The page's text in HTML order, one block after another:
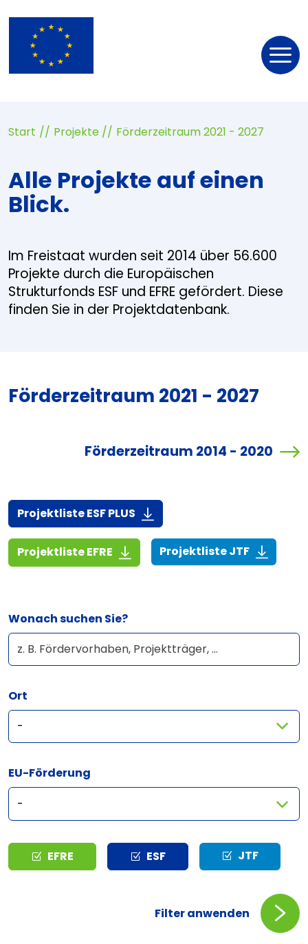
Start Projekte Förderzeitraum 2021 - 2027
Alle Projekte auf einen
Blick.
Im Freistaat wurden seit 2014 über 56.600
Projekte durch die Europäischen
Strukturfonds ESF und EFRE gefördert. Diese
finden Sie in der Projektdatenbank.
Förderzeitraum 2021 - 2027
Förderzeitraum 2014 - 2020
Projektliste ESF PLUS (916,7 KiB)
Projektliste EFRE (1,4 MiB)Projektliste JTF(268,6
Wonach suchen Sie?
Ort
EU-Förderung
Typ EFRE ESF JTF
Filter anwenden